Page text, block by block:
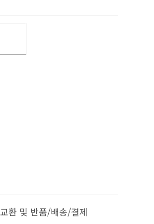
교환 및 반품/배송/결제